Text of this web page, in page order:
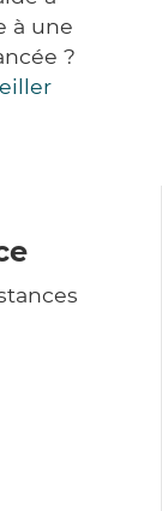
à une
?